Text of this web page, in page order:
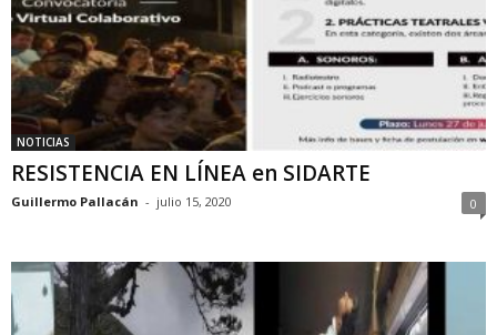
NOTICIAS
RESISTENCIA EN LÍNEA en SIDARTE
Guillermo Pallacán - julio 15, 2020 0